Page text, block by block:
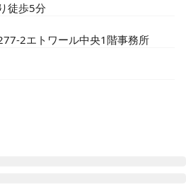
徒歩5分
2エトワール中央1階事務所